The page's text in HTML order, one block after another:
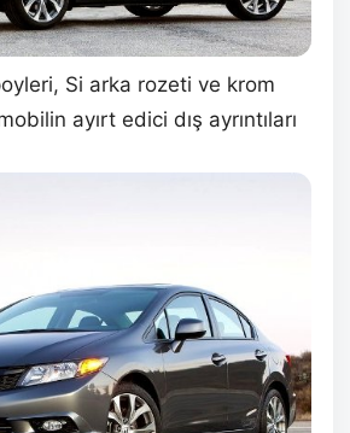
Si arka rozeti ve krom
ayırt edici dış ayrıntıları